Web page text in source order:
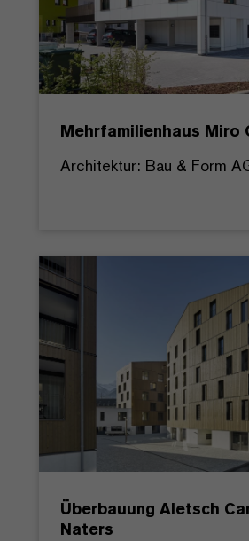
Mehrfamilienhaus Miro
Architektur: Bau & Form
Überbauung Aletsch
Naters